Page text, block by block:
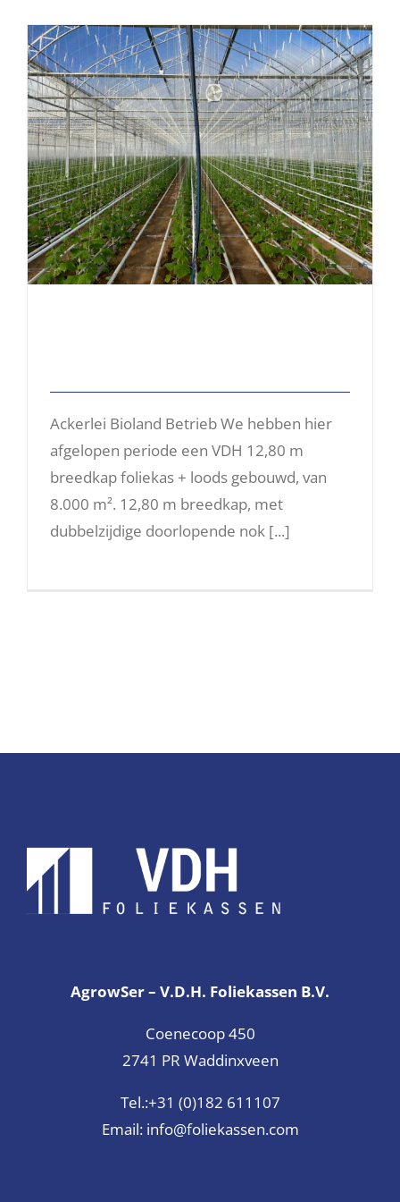
Ackerlei Bioland Betrieb
Ackerlei Bioland Betrieb We hebben hier
afgelopen periode een VDH 12,80 m
breedkap foliekas + loods gebouwd, van
8.000 m². 12,80 m breedkap, met
dubbelzijdige doorlopende nok [...]
AgrowSer – V.D.H. Foliekassen B.V.
Coenecoop 450
2741 PR Waddinxveen
Tel.:+31 (0)182 611107
Email: info@foliekassen.com